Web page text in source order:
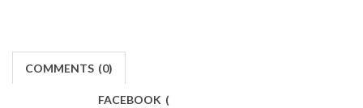
COMMENTS (0)
FACEBOOK (